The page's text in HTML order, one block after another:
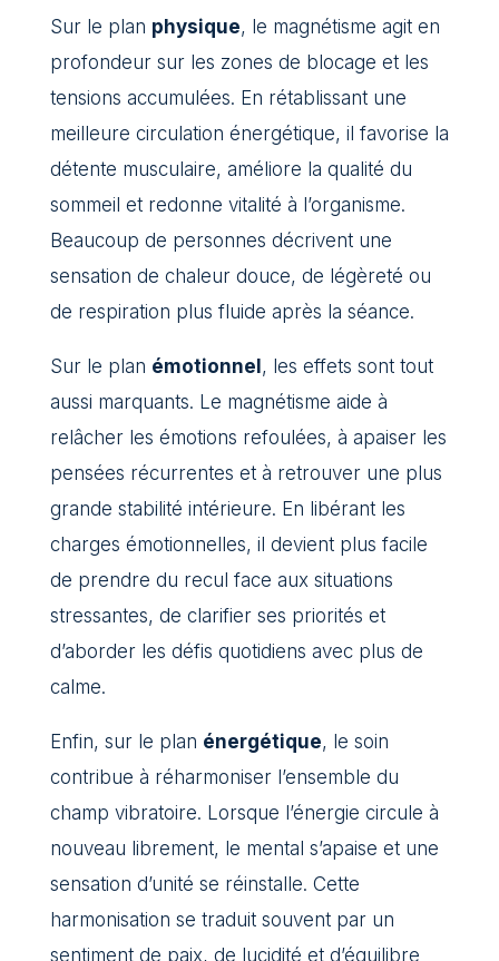
Sur le plan physique, le magnétisme agit en
profondeur sur les zones de blocage et les
tensions accumulées. En rétablissant une
meilleure circulation énergétique, il favorise la
détente musculaire, améliore la qualité du
sommeil et redonne vitalité à l’organisme.
Beaucoup de personnes décrivent une
sensation de chaleur douce, de légèreté ou
de respiration plus fluide après la séance.
Sur le plan émotionnel, les effets sont tout
aussi marquants. Le magnétisme aide à
relâcher les émotions refoulées, à apaiser les
pensées récurrentes et à retrouver une plus
grande stabilité intérieure. En libérant les
charges émotionnelles, il devient plus facile
de prendre du recul face aux situations
stressantes, de clarifier ses priorités et
d’aborder les défis quotidiens avec plus de
calme.
Enfin, sur le plan énergétique, le soin
contribue à réharmoniser l’ensemble du
champ vibratoire. Lorsque l’énergie circule à
nouveau librement, le mental s’apaise et une
sensation d’unité se réinstalle. Cette
harmonisation se traduit souvent par un
sentiment de paix, de lucidité et d’équilibre